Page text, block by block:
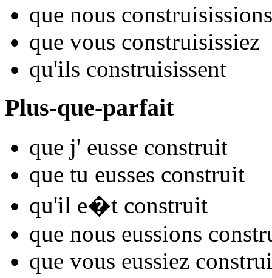
que nous construisissions
que vous construisissiez
qu'ils construisissent
Plus-que-parfait
que j' eusse construit
que tu eusses construit
qu'il e�t construit
que nous eussions
que vous eussiez constru